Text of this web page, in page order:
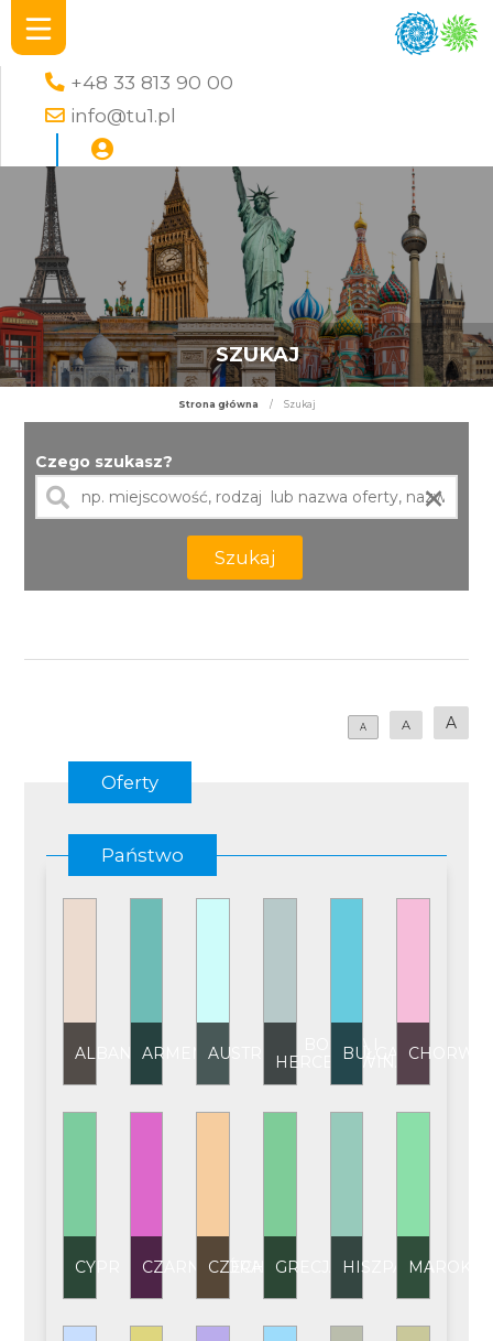
+48 33 813 90 00
info@tu1.pl
SZUKAJ
Strona główna / Szukaj
Czego szukasz?
×
Szukaj
A A A
Oferty
Państwo
ALBANIAARMENIAAUSTRIA
BOŚNIA I
HERCEGOWINA
BUŁGARIA
CYPR CZARNOGÓRA
CZECHY GRECJA HISZPANIAMAROKO